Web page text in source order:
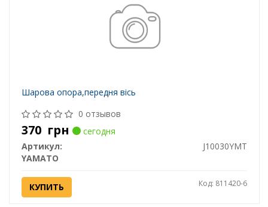
Шарова опора,передня вісь
0 отзывов
370 грн
сегодня
Артикул:
J10030YMT
YAMATO
КУПИТЬ Код: 811420-6